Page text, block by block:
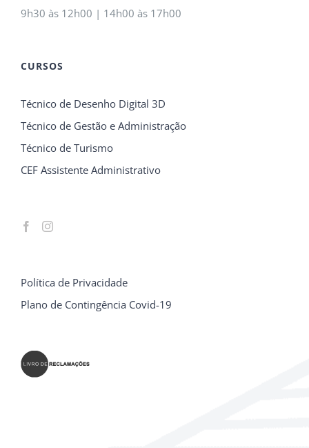
9h30 às 12h00 | 14h00 às 17h00
CURSOS
Técnico de Desenho Digital 3D
Técnico de Gestão e Administração
Técnico de Turismo
CEF Assistente Administrativo
Política de Privacidade
Plano de Contingência Covid-19